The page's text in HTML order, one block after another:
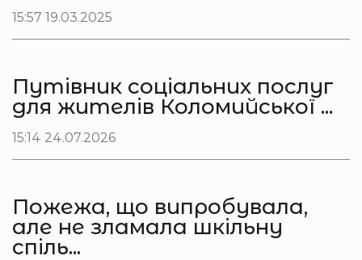
15:57 19.03.2025
Путівник соціальних послуг
для жителів Коломийської ...
15:14 24.07.2026
Пожежа, що випробувала,
але не зламала шкільну
спіль...